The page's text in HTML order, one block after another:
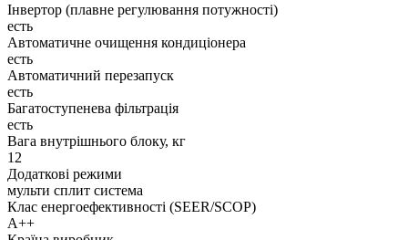
Інвертор (плавне регулювання потужності)
есть
Автоматичне очищення кондиціонера
есть
Автоматичний перезапуск
есть
Багатоступенева фільтрація
есть
Вага внутрішнього блоку, кг
12
Додаткові режими
мульти сплит система
Клас енергоефективності (SEER/SCOP)
А++